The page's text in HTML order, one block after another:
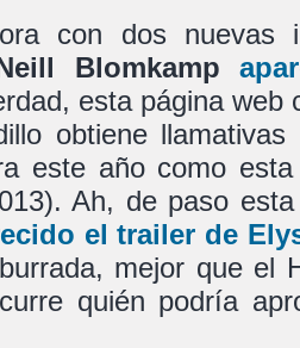
con dos nuevas
Blomkamp
esta página web
obtiene
este año como
Ah, de paso
el trailer de
mejor que el
quién podría